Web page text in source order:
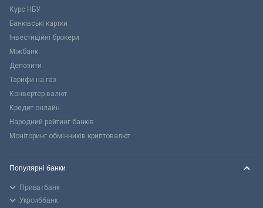
Курс НБУ
Банківські картки
Інвестиційні брокери
Міжбанк
Депозити
Тарифи на газ
Конвертер валют
Кредит онлайн
Народний рейтинг банків
Моніторинг обмінників криптовалют
Популярні банки
Приватбанк
Укрсиббанк